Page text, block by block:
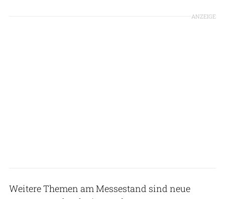
ANZEIGE
Weitere Themen am Messestand sind neue